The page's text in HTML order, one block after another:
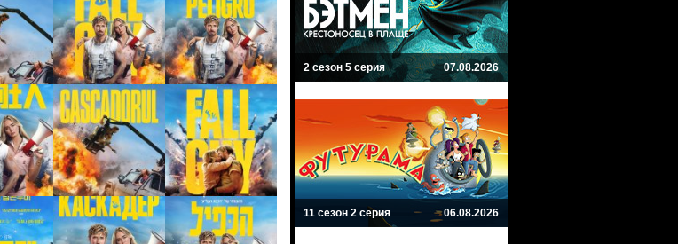
2 сезон 5 серия 07.08.2026
11 сезон 2 серия 06.08.2026